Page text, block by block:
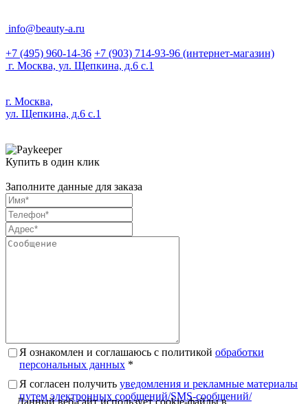
info@beauty-a.ru
+7 (495) 960-14-36 +7 (903) 714-93-96 (интернет-магазин)
г. Москва, ул. Щепкина, д.6 с.1
г. Москва,
ул. Щепкина, д.6 с.1
Купить в один клик
Заполните данные для заказа
Я ознакомлен и соглашаюсь с политикой обработки
персональных данных *
Я согласен получить уведомления и рекламные материалы
путем электронных сообщений/SMS-сообщений/
Данный веб-сайт использует cookie-файлы в